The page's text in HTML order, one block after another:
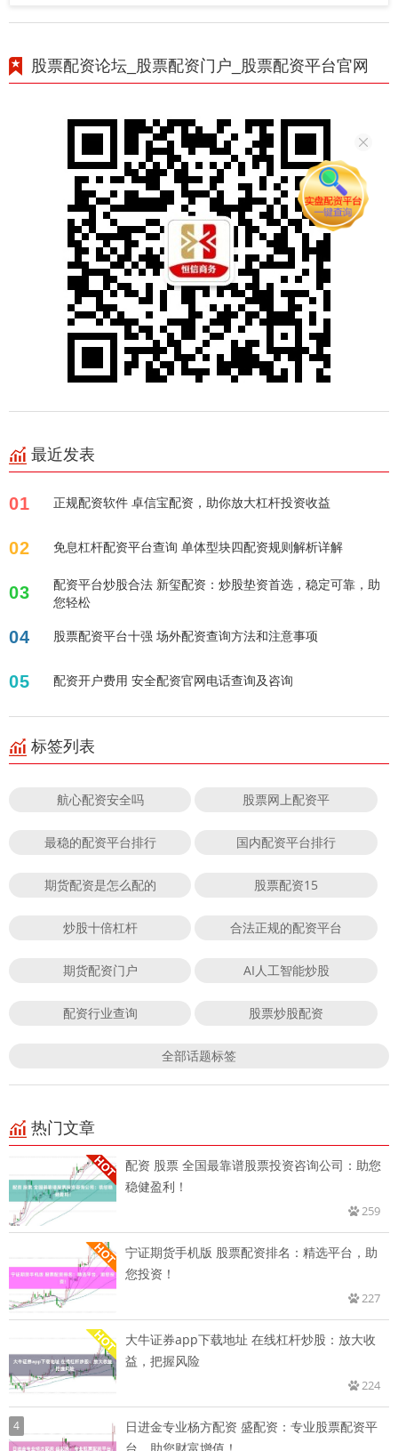
股票配资论坛_股票配资门户_股票配资平台官网
最近发表
01 正规配资软件 卓信宝配资，助你放大杠杆投资收益
02 免息杠杆配资平台查询 单体型块四配资规则解析详解
03
配资平台炒股合法 新玺配资：炒股垫资首选，稳定可靠，助
您轻松
04 股票配资平台十强 场外配资查询方法和注意事项
05 配资开户费用 安全配资官网电话查询及咨询
标签列表
航心配资安全吗 股票网上配资平
最稳的配资平台排行 国内配资平台排行
期货配资是怎么配的 股票配资15
炒股十倍杠杆 合法正规的配资平台
期货配资门户 AI人工智能炒股
配资行业查询 股票炒股配资
全部话题标签
热门文章
配资 股票 全国最靠谱股票投资咨询公司：助您
稳健盈利！
259
宁证期货手机版 股票配资排名：精选平台，助
您投资！
227
大牛证券app下载地址 在线杠杆炒股：放大收
益，把握风险
224
4
日进金专业杨方配资 盛配资：专业股票配资平